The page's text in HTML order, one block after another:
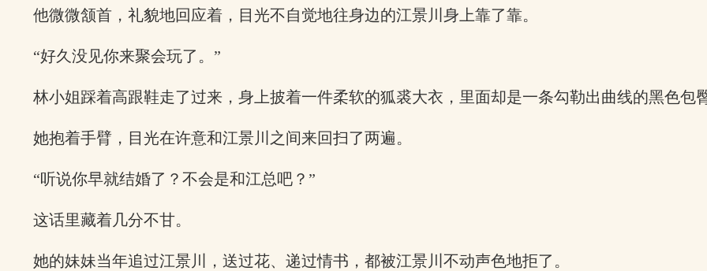
他微微颔首，礼貌地回应着，目光不自觉地往身边的江景川身上靠了靠。
“好久没见你来聚会玩了。”
林小姐踩着高跟鞋走了过来，身上披着一件柔软的狐裘大衣，里面却是一条勾勒出曲线的黑色包
她抱着手臂，目光在许意和江景川之间来回扫了两遍。
“听说你早就结婚了？不会是和江总吧？”
这话里藏着几分不甘。
她的妹妹当年追过江景川，送过花、递过情书，都被江景川不动声色地拒了。